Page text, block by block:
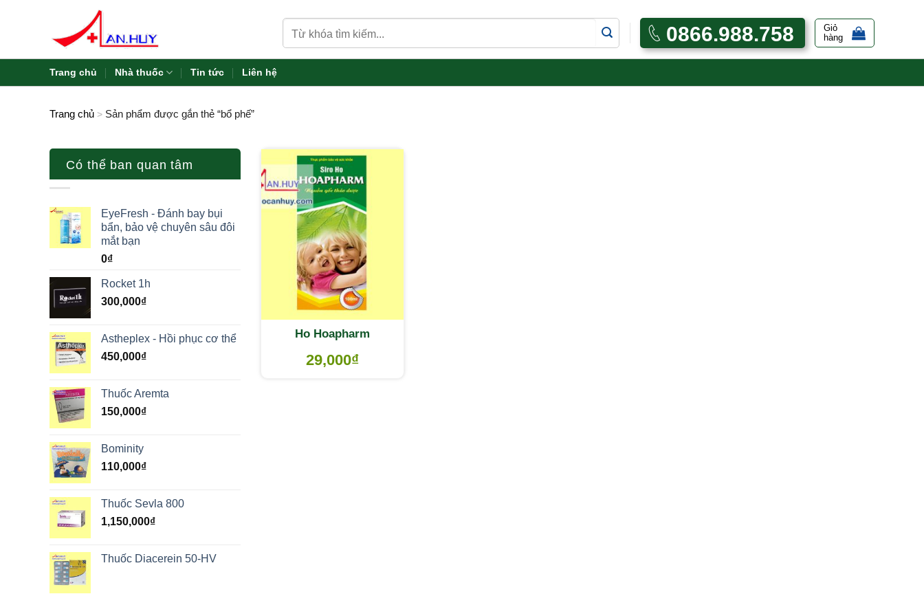
kiếm:
0866.988.758
Giỏ
hàng
Trang chủ Nhà thuốc Tin tức Liên hệ
Trang chủ > Sản phẩm được gắn thẻ “bổ phế”
Có thể ban quan tâm
EyeFresh - Đánh bay bụi
bẩn, bảo vệ chuyên sâu đôi
mắt bạn
0₫
Rocket 1h
300,000₫
Astheplex - Hồi phục cơ thể
450,000₫
Thuốc Aremta
150,000₫
Bominity
110,000₫
Thuốc Sevla 800
1,150,000₫
Thuốc Diacerein 50-HV
Ho Hoapharm
29,000₫